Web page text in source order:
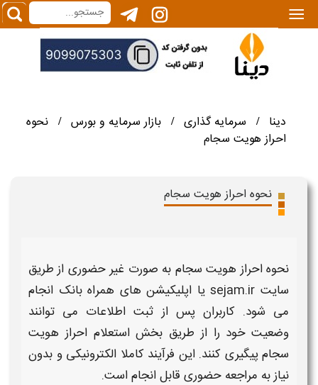
|||
دینا / سرمایه گذاری / بازار سرمایه و بورس /
نحوه
احراز هویت سجام
نحوه احراز هویت سجام
نحوه احراز هویت سجام به صورت غیر حضوری از طریق
سایت sejam.ir یا اپلیکیشن های همراه بانک انجام
می شود. کاربران پس از ثبت اطلاعات می توانند
وضعیت خود را از طریق بخشاستعلاماحراز هویت
سجامپیگیری کنند. این فرآیند کاملا الکترونیکی و بدون
نیاز به مراجعه حضوری قابل انجام است.